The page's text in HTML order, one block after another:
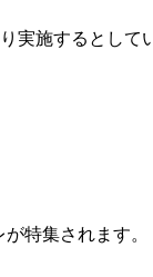
実施するとし
特集されます